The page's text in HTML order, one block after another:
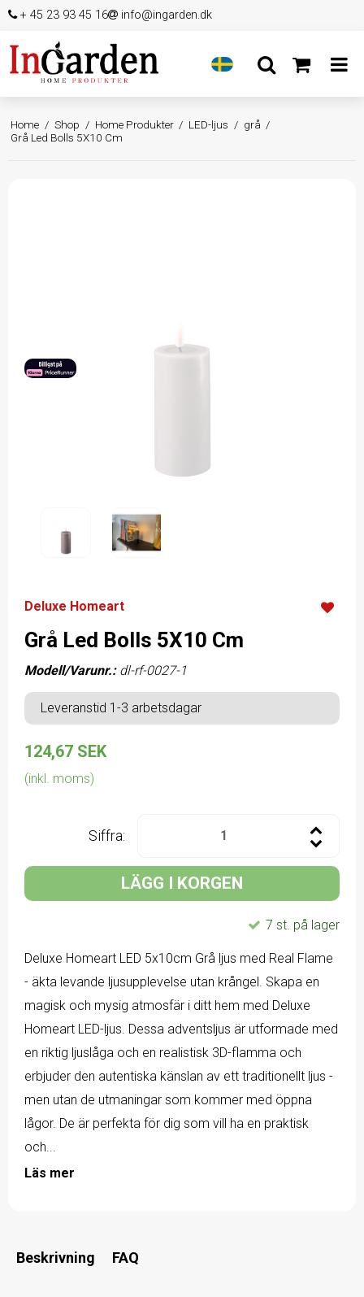
+ 45 23 93 45 16 info@ingarden.dk
Home / Shop / Home Produkter / LED-ljus / grå /
Grå Led Bolls 5X10 Cm
Deluxe Homeart
Grå Led Bolls 5X10 Cm
Modell/Varunr.: dl-rf-0027-1
Leveranstid 1-3 arbetsdagar
124,67 SEK
(inkl. moms)
Siffra:
LÄGG I KORGEN
7 st. på lager
Deluxe Homeart LED 5x10cm Grå ljus med Real Flame
- äkta levande ljusupplevelse utan krångel. Skapa en
magisk och mysig atmosfär i ditt hem med Deluxe
Homeart LED-ljus. Dessa adventsljus är utformade med
en riktig ljuslåga och en realistisk 3D-flamma och
erbjuder den autentiska känslan av ett traditionellt ljus -
men utan de utmaningar som kommer med öppna
lågor. De är perfekta för dig som vill ha en praktisk
och...
Läs mer
Beskrivning FAQ